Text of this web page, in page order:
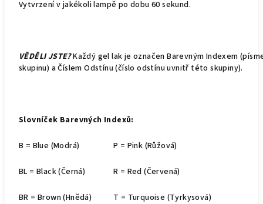
Vytvrzení v jakékoli lampě po dobu 60 sekund.
VĚDĚLI JSTE?Každý gel lak je označen Barevným Indexem
skupinu) a Číslem Odstínu (číslo odstínu uvnitř této skupiny).
Slovníček Barevných Indexů:
B = Blue (Modrá) P = Pink (Růžová)
BL = Black (Černá) R = Red (Červená)
BR = Brown (Hnědá) T = Turquoise (Tyrkysová)